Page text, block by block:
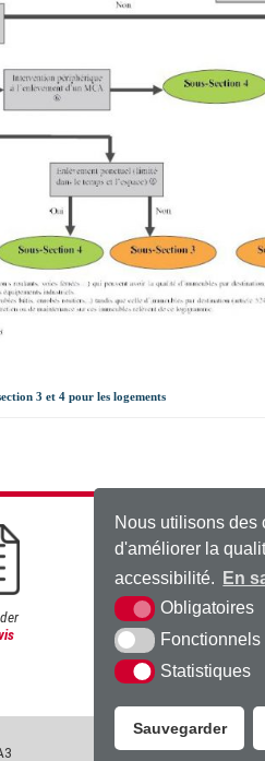
Nous utilisons des
d'améliorer la
accessibilité.
En
Obligatoires
Fonctionnels
Statistiques
Sauvegarder
3 et 4 pour les logements
les